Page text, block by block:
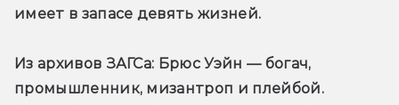
имеет в запасе девять жизней.
Из архивов ЗАГСа: Брюс Уэйн — богач,
промышленник, мизантроп и плейбой.